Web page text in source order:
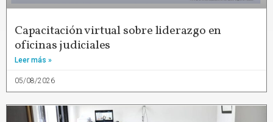
Capacitación virtual sobre liderazgo en
oficinas judiciales
Leer más »
05/08/2026